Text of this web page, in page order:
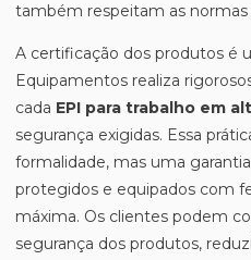
também respeitam as normas
A certificação dos produtos é
Equipamentos realiza
cada EPI para trabalho em
segurança exigidas. Essa
formalidade, mas uma
protegidos e equipados com
máxima. Os clientes podem
segurança dos produtos,